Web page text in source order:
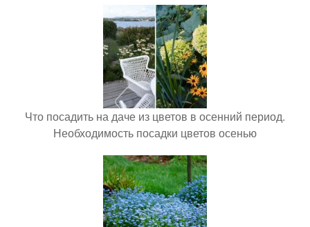
Что посадить на даче из цветов в осенний период.
Необходимость посадки цветов осенью